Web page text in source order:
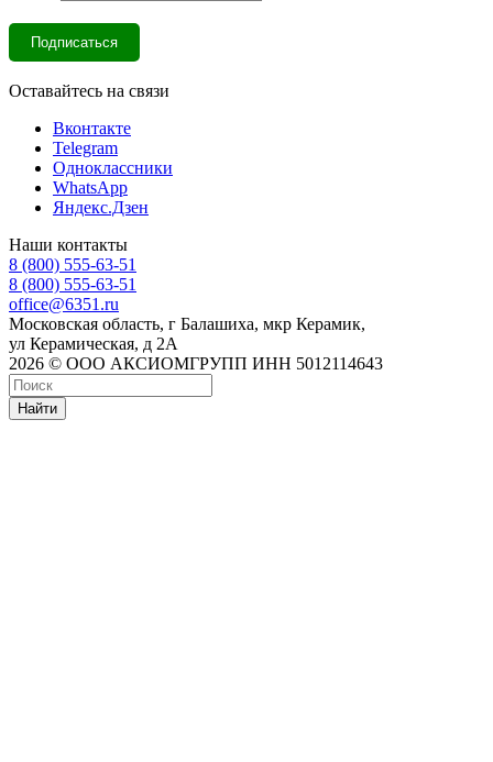
Оставайтесь на связи
Вконтакте
Telegram
Одноклассники
WhatsApp
Яндекс.Дзен
Наши контакты
8 (800) 555-63-51
8 (800) 555-63-51
office@6351.ru
Московская область, г Балашиха, мкр Керамик,
ул Керамическая, д 2А
2026 © ООО АКСИОМГРУПП ИНН 5012114643
Найти